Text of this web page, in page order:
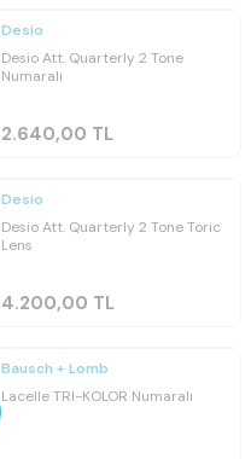
Desio
Desio Att. Quarterly 2 Tone
Numaralı
2.640,00 TL
Yeni
Desio
Desio Att. Quarterly 2 Tone Toric
Lens
4.200,00 TL
Tükendi
Bausch + Lomb
Lacelle TRI-KOLOR Numaralı